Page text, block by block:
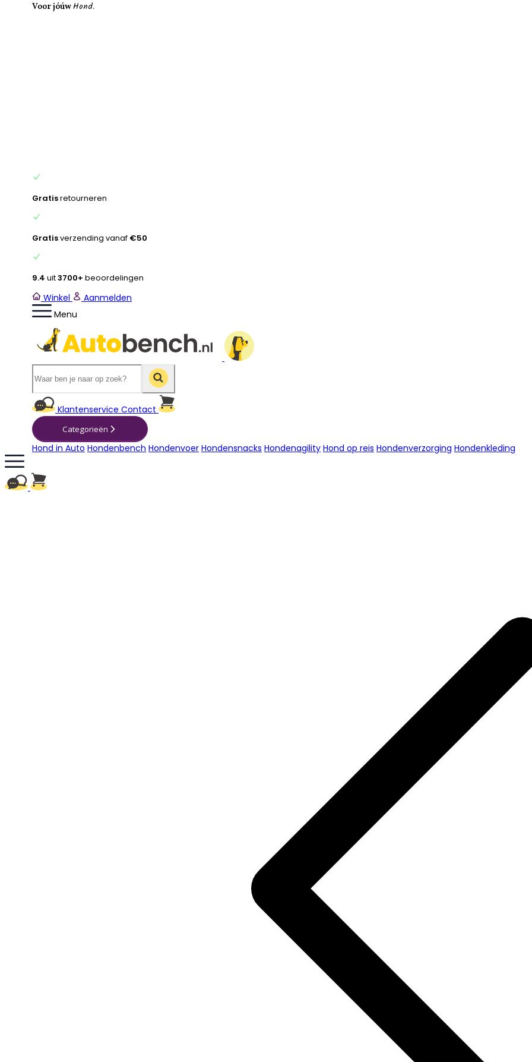
Voor jóúwHond.
Gratisretourneren
Gratisverzending vanaf €50
9.4 uit3700+ beoordelingen
Winkel
Aanmelden
Menu
Klantenservice Contact
Categorieën
Hond in Auto Hondenbench Hondenvoer Hondensnacks Hondenagility Hond op reis Hondenverzorging Hondenkleding